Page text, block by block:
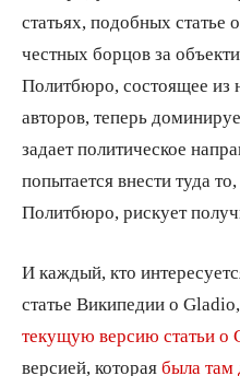
статьях, подобных статье
честных борцов за
Политбюро, состоящее из
авторов, теперь
задает политическое
попытается внести туда
Политбюро, рискует
И каждый, кто
статье Википедии о
текущую версию статьи о
версией, которая была там